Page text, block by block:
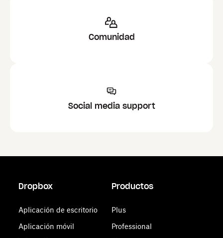
Comunidad
Social media support
Dropbox
Aplicación de escritorio
Aplicación móvil
Productos
Plus
Professional